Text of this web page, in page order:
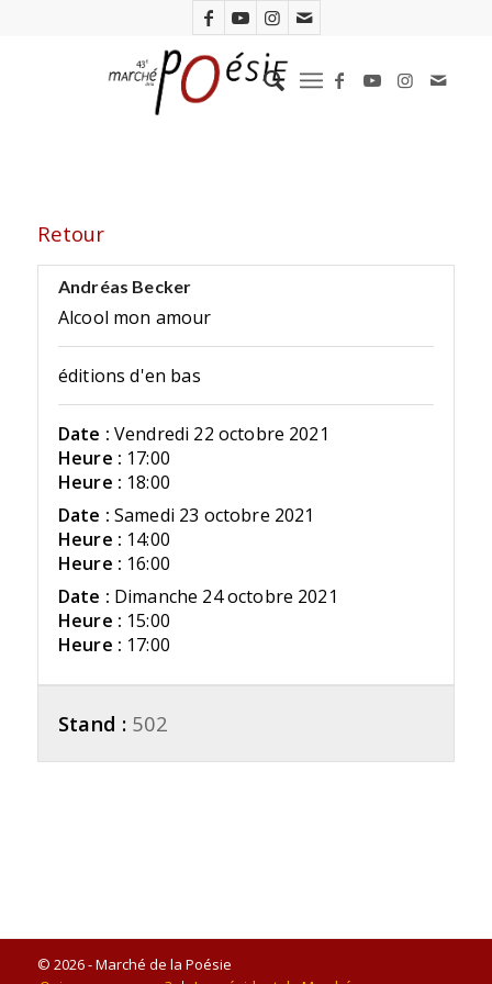
Retour
Andréas Becker
Alcool mon amour
éditions d'en bas
Date : Vendredi 22 octobre 2021
Heure : 17:00
Heure : 18:00
Date : Samedi 23 octobre 2021
Heure : 14:00
Heure : 16:00
Date : Dimanche 24 octobre 2021
Heure : 15:00
Heure : 17:00
Stand : 502
© 2026 - Marché de la Poésie